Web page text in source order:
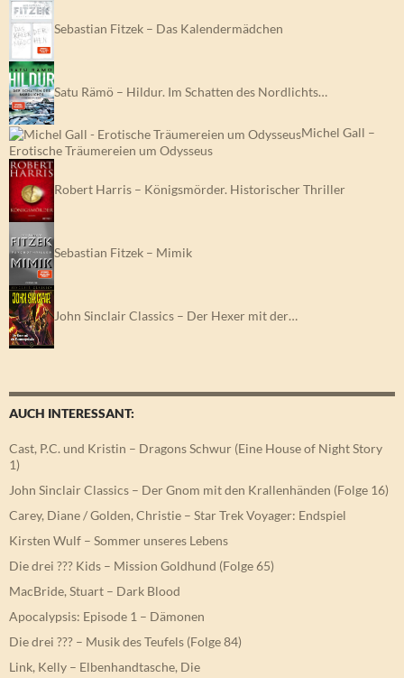
Sebastian Fitzek – Das Kalendermädchen
Satu Rämö – Hildur. Im Schatten des Nordlichts…
Michel Gall –
Erotische Träumereien um Odysseus
Robert Harris – Königsmörder. Historischer Thriller
Sebastian Fitzek – Mimik
John Sinclair Classics – Der Hexer mit der…
AUCH INTERESSANT:
Cast, P.C. und Kristin – Dragons Schwur (Eine House of Night Story
1)
John Sinclair Classics – Der Gnom mit den Krallenhänden (Folge 16)
Carey, Diane / Golden, Christie – Star Trek Voyager: Endspiel
Kirsten Wulf – Sommer unseres Lebens
Die drei ??? Kids – Mission Goldhund (Folge 65)
MacBride, Stuart – Dark Blood
Apocalypsis: Episode 1 – Dämonen
Die drei ??? – Musik des Teufels (Folge 84)
Link, Kelly – Elbenhandtasche, Die